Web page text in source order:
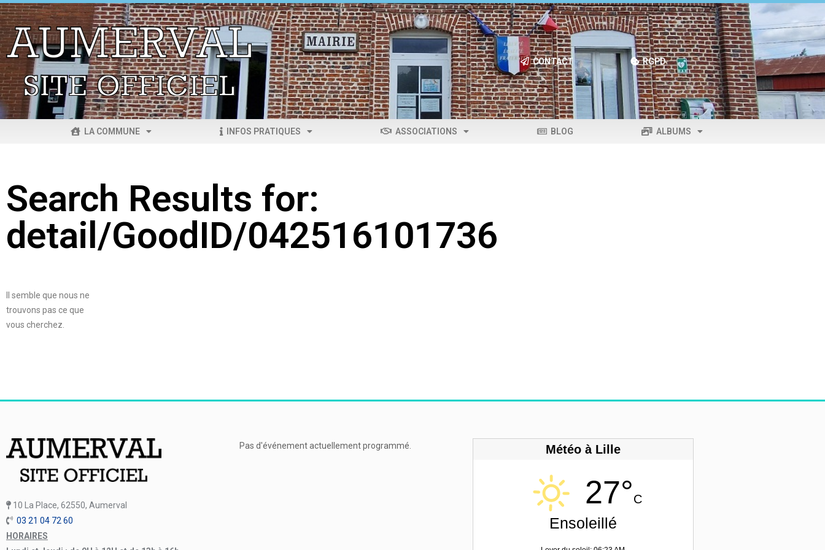
CONTACT RGPD
LA COMMUNE INFOS PRATIQUES ASSOCIATIONS BLOG ALBUMS
Search Results for:
detail/GoodID/042516101736
Il semble que nous ne
trouvons pas ce que
vous cherchez.
10 La Place, 62550, Aumerval
03 21 04 72 60
HORAIRES
Pas d'événement actuellement programmé. Météo à Lille
27°C
Ensoleillé